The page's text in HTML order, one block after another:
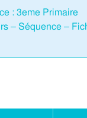
: 3eme Primaire
– Séquence –